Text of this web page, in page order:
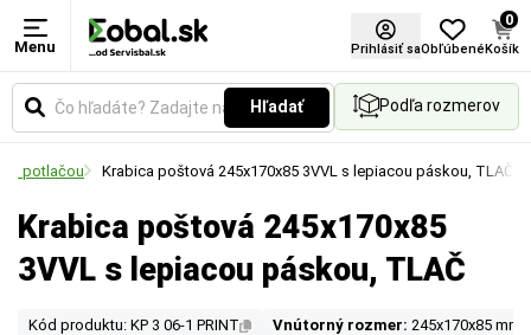
Menu Prihlásiť saObľúbené
0
Košík
Hľadať Podľa rozmerov
potlačou Krabica poštová 245x170x85 3VVL s lepiacou páskou, TLAČ
Krabica poštová 245x170x85
3VVL s lepiacou páskou, TLAČ
Kód produktu: KP 3 06-1 PRINT Vnútorný rozmer: 245x170x85 mm